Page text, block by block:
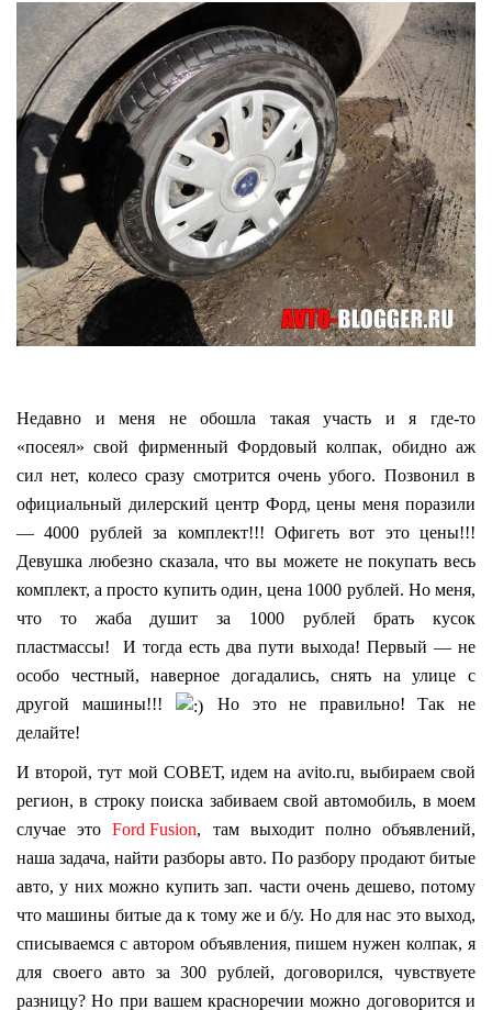
Недавно и меня не обошла такая участь и я где-то
«посеял» свой фирменный Фордовый колпак, обидно аж
сил нет, колесо сразу смотрится очень убого. Позвонил в
официальный дилерский центр Форд, цены меня поразили
— 4000 рублей за комплект!!! Офигеть вот это цены!!!
Девушка любезно сказала, что вы можете не покупать весь
комплект, а просто купить один, цена 1000 рублей. Но меня,
что то жаба душит за 1000 рублей брать кусок
пластмассы! И тогда есть два пути выхода! Первый — не
особо честный, наверное догадались, снять на улице с
другой машины!!!
Но это не правильно! Так не
делайте!
И второй, тут мой СОВЕТ, идем на avito.ru, выбираем свой
регион, в строку поиска забиваем свой автомобиль, в моем
случае этоFord Fusion, там выходит полно объявлений,
наша задача, найти разборы авто. По разбору продают битые
авто, у них можно купить зап. части очень дешево, потому
что машины битые да к тому же и б/у. Но для нас это выход,
списываемся с автором объявления, пишем нужен колпак, я
для своего авто за 300 рублей, договорился, чувствуете
разницу? Но при вашем красноречии можно договорится и